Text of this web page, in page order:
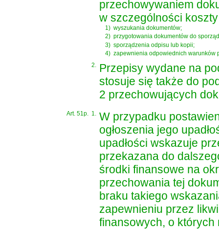
przechowywaniem
w szczególności
1) wyszukania dokumentów;
2) przygotowania dokumentów do
3) sporządzenia odpisu lub kopii;
4) zapewnienia odpowiednich warunków
2. Przepisy wydane na
stosuje się także do
2 przechowujących
Art. 51p. 1. W przypadku
ogłoszenia jego
upadłości wskazuje
przekazana do
środki finansowe na
przechowania tej
braku takiego
zapewnieniu przez
finansowych, o